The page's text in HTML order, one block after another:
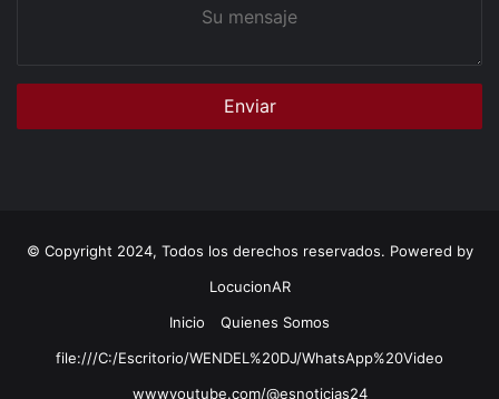
© Copyright 2024, Todos los derechos reservados. Powered by
LocucionAR
Inicio
Quienes Somos
file:///C:/Escritorio/WENDEL%20DJ/WhatsApp%20Video
wwwyoutube.com/@esnoticias24